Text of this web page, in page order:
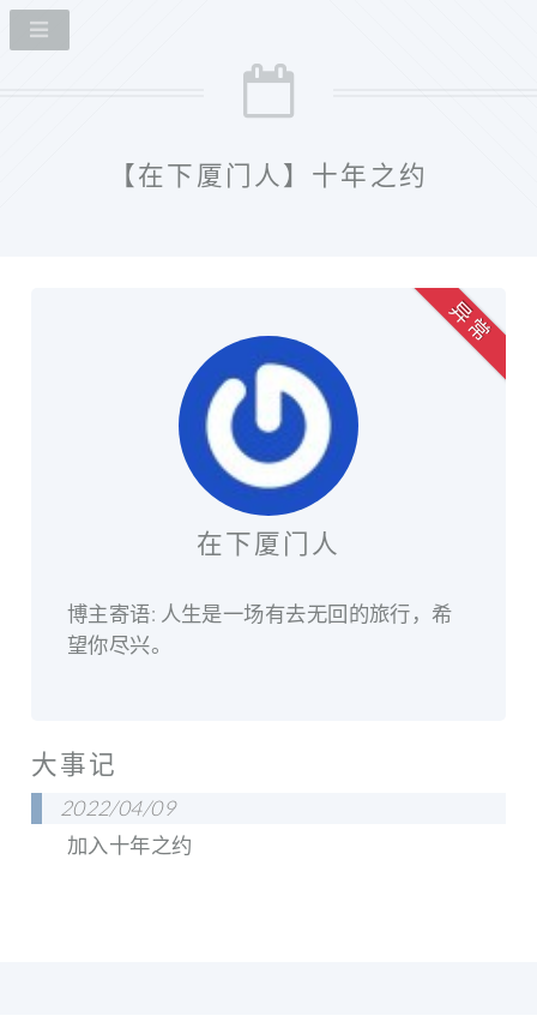
【在下厦门人】十年之约
在下厦门人
博主寄语: 人生是一场有去无回的旅行，希
望你尽兴。
异 常
大事记
2022/04/09
加入十年之约